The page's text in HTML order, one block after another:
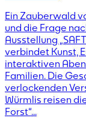
Ein Zauberwald
und die Frage
Ausstellung
verbindet Kunst,
interaktiven
Familien. Die
verlockenden
Würmlis reisen
Forst“...